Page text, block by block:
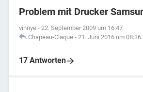
Problem mit Drucker
vinnye - 22. September 2009 um 16:47
Chapeau-Claque - 21. Juni 2016 um 08:36
17 Antworten